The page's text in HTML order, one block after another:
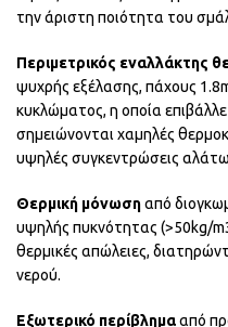
την άριστη ποιότητα του
Περιμετρικός εναλλάκτης
ψυχρής εξέλασης, πάχους
κυκλώματος, η οποία
σημειώνονται χαμηλές
υψηλές συγκεντρώσεις
Θερμική μόνωσηαπό
υψηλής πυκνότητας (>50kg/
θερμικές απώλειες,
νερού.
Εξωτερικό περίβλημααπό